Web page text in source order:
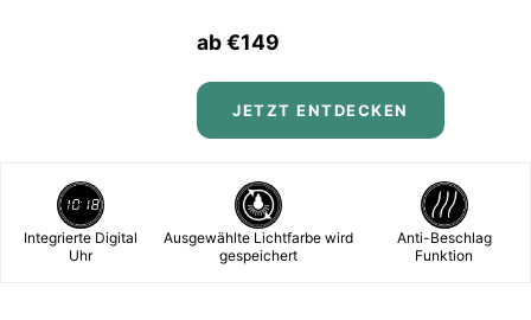
ab €149
JETZT ENTDECKEN
Integrierte Digital
Uhr
Ausgewählte Lichtfarbe wird
gespeichert
Anti-Beschlag
Funktion